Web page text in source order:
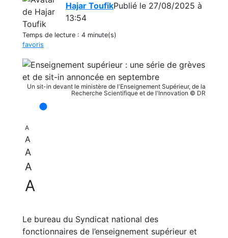
Hajar ToufikPublié le 27/08/2025 à
13:54
Temps de lecture : 4 minute(s)
favoris
Un sit-in devant le ministère de l'Enseignement Supérieur, de la
Recherche Scientifique et de l'Innovation © DR
A
A
A
A
A
Le bureau du Syndicat national des
fonctionnaires de l’enseignement supérieur et